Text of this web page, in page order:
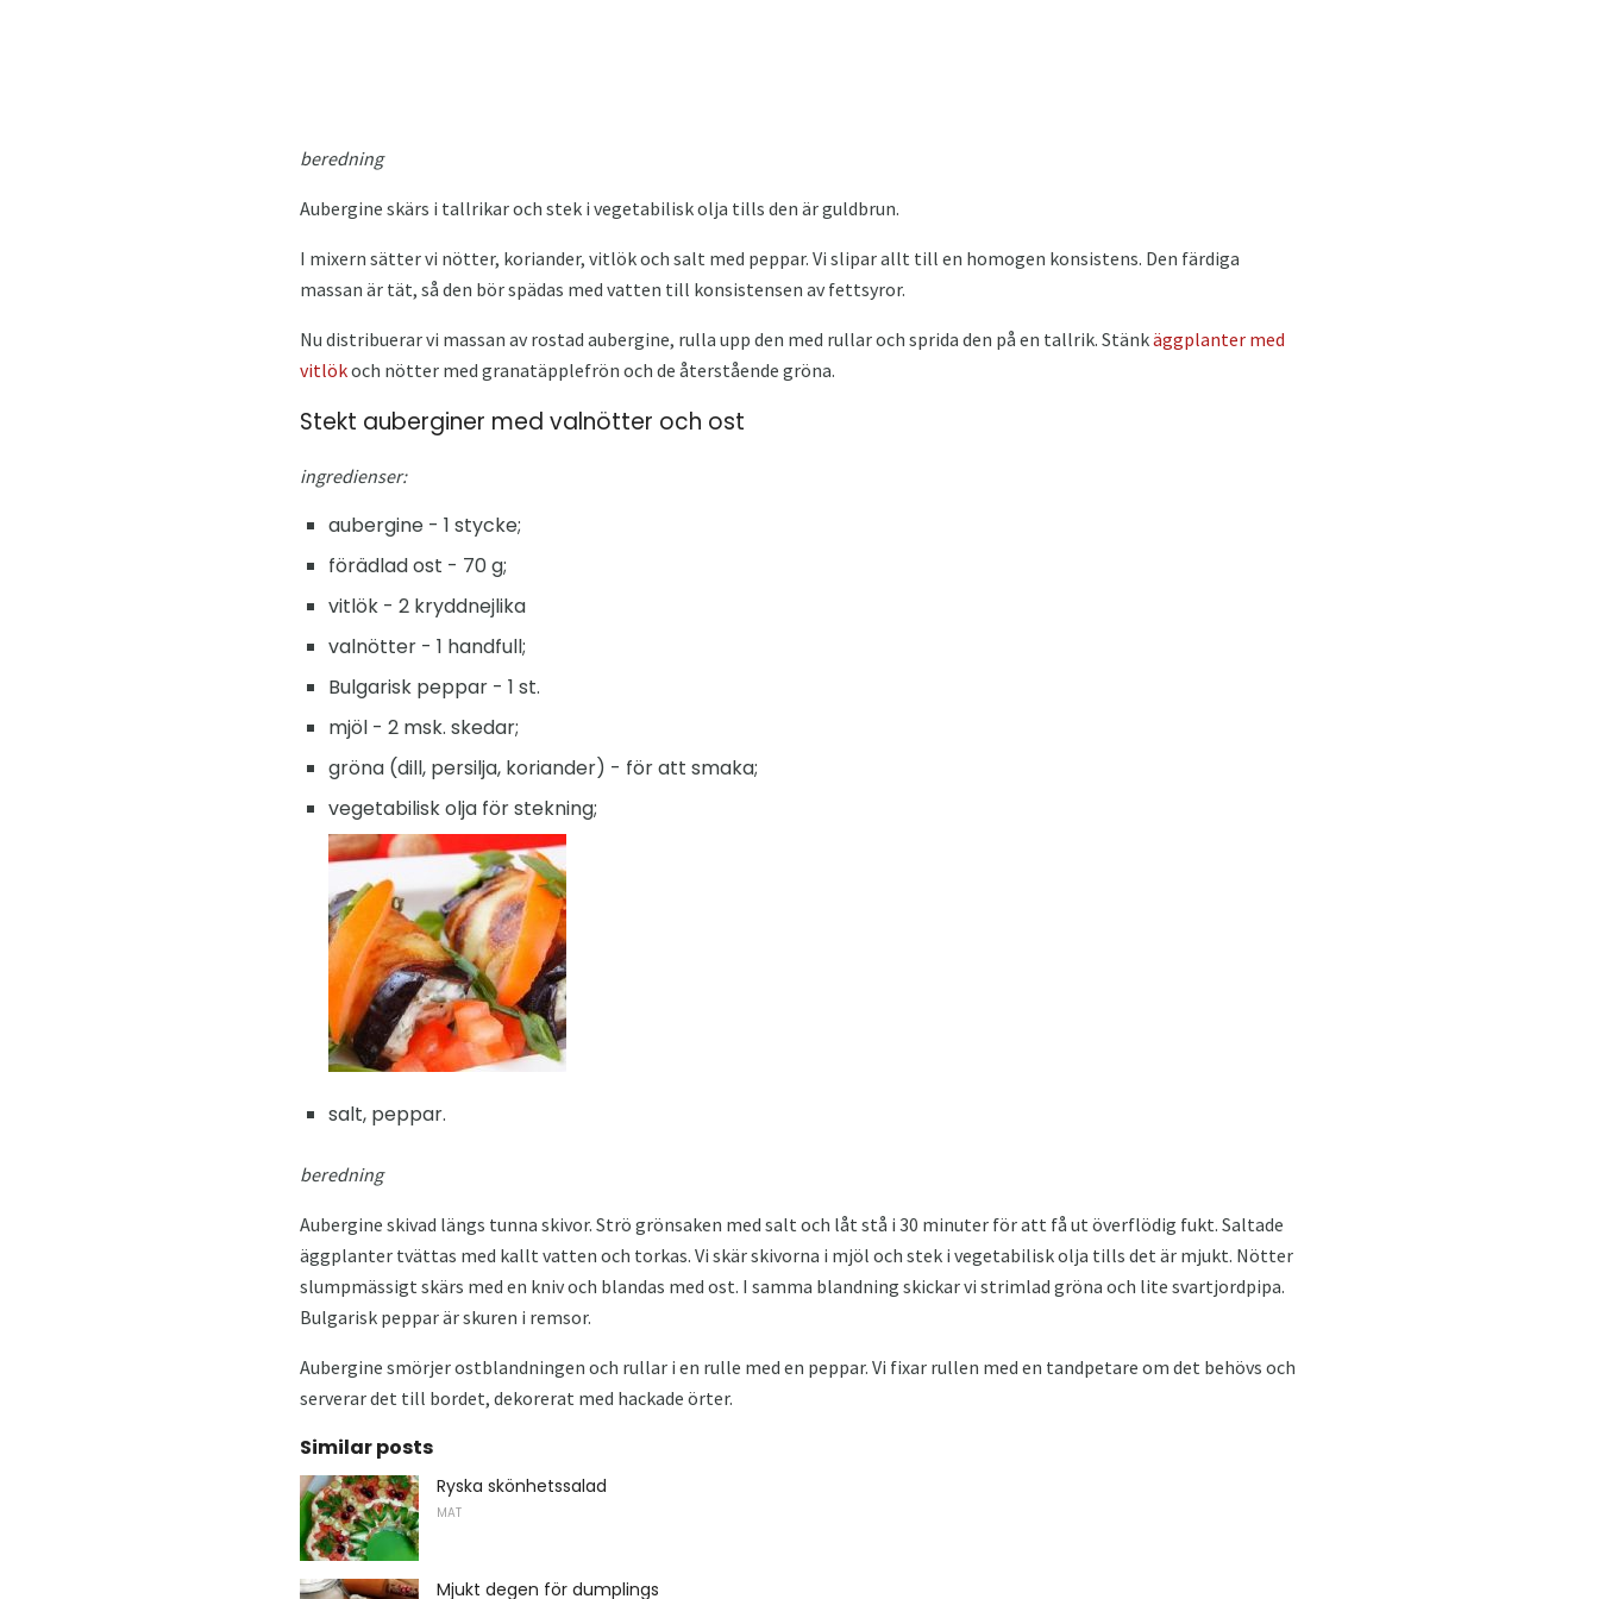
beredning
Aubergine skärs i tallrikar och stek i vegetabilisk olja tills den är guldbrun.
I mixern sätter vi nötter, koriander, vitlök och salt med peppar. Vi slipar allt till en homogen konsistens. Den färdiga
massan är tät, så den bör spädas med vatten till konsistensen av fettsyror.
Nu distribuerar vi massan av rostad aubergine, rulla upp den med rullar och sprida den på en tallrik. Stänkäggplanter med
vitlökoch nötter med granatäpplefrön och de återstående gröna.
Stekt auberginer med valnötter och ost
ingredienser:
aubergine - 1 stycke;
förädlad ost - 70 g;
vitlök - 2 kryddnejlika
valnötter - 1 handfull;
Bulgarisk peppar - 1 st.
mjöl - 2 msk. skedar;
gröna (dill, persilja, koriander) - för att smaka;
vegetabilisk olja för stekning;
salt, peppar.
beredning
Aubergine skivad längs tunna skivor. Strö grönsaken med salt och låt stå i 30 minuter för att få ut överflödig fukt. Saltade
äggplanter tvättas med kallt vatten och torkas. Vi skär skivorna i mjöl och stek i vegetabilisk olja tills det är mjukt. Nötter
slumpmässigt skärs med en kniv och blandas med ost. I samma blandning skickar vi strimlad gröna och lite svartjordpipa.
Bulgarisk peppar är skuren i remsor.
Aubergine smörjer ostblandningen och rullar i en rulle med en peppar. Vi fixar rullen med en tandpetare om det behövs och
serverar det till bordet, dekorerat med hackade örter.
Similar posts
Ryska skönhetssalad
MAT
Mjukt degen för dumplings